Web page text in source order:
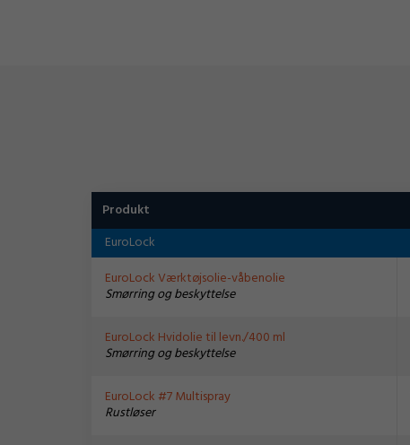
Produkt
EuroLock
EuroLock Værktøjsolie-våbenolie
Smørring og beskyttelse
EuroLock Hvidolie til levn./400 ml
Smørring og beskyttelse
EuroLock #7 Multispray
Rustløser